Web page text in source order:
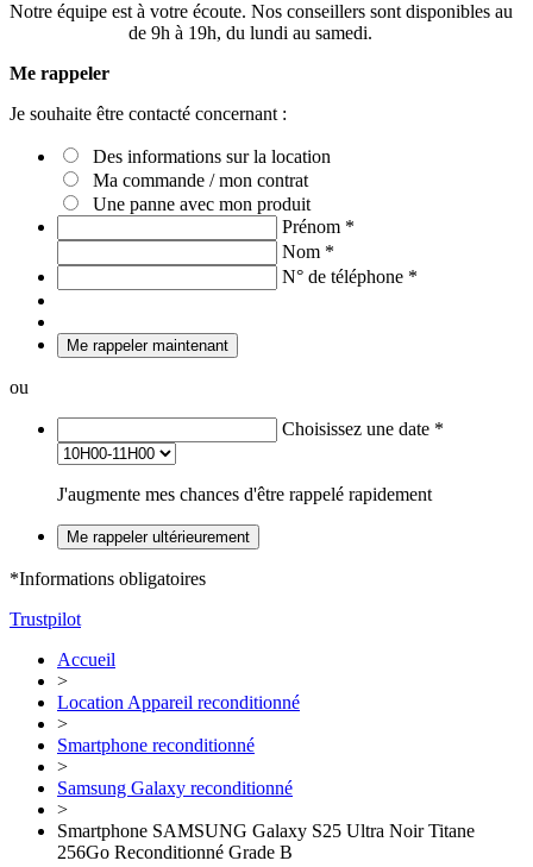
Notre équipe est à votre écoute. Nos conseillers sont disponibles au
de 9h à 19h, du lundi au samedi.
Me rappeler
Je souhaite être contacté concernant :
Des informations sur la location
Ma commande / mon contrat
Une panne avec mon produit
Prénom *
Nom *
N° de téléphone *
Me rappeler maintenant
ou
Choisissez une date *
J'augmente mes chances d'être rappelé rapidement
Me rappeler ultérieurement
*Informations obligatoires
Trustpilot
Accueil
>
Location Appareil reconditionné
>
Smartphone reconditionné
>
Samsung Galaxy reconditionné
>
Smartphone SAMSUNG Galaxy S25 Ultra Noir Titane
256Go Reconditionné Grade B